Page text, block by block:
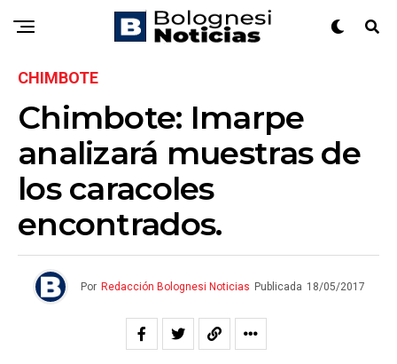
CHIMBOTE
Chimbote: Imarpe
analizará muestras de
los caracoles
encontrados.
Por Redacción Bolognesi Noticias Publicada 18/05/2017